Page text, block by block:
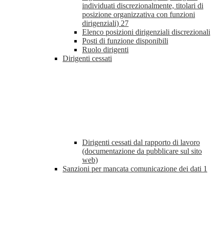
individuati discrezionalmente, titolari di
posizione organizzativa con funzioni
dirigenziali) 27
Elenco posizioni dirigenziali discrezionali
Posti di funzione disponibili
Ruolo dirigenti
Dirigenti cessati
Dirigenti cessati dal rapporto di lavoro
(documentazione da pubblicare sul sito
web)
Sanzioni per mancata comunicazione dei dati 1